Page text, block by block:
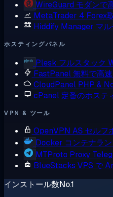
WireGuard モダンで
MetaTrader 4 Forex
Hiddify Manager マ
ホスティングパネル
Plesk フルスタック
FastPanel無料で高
CloudPanel PHP &
cPanel 定番のホステ
VPN & ツール
OpenVPN AS セルフ
Docker コンテナラ
MTProto Proxy
BlueStacks VPS で
インストール数No.1